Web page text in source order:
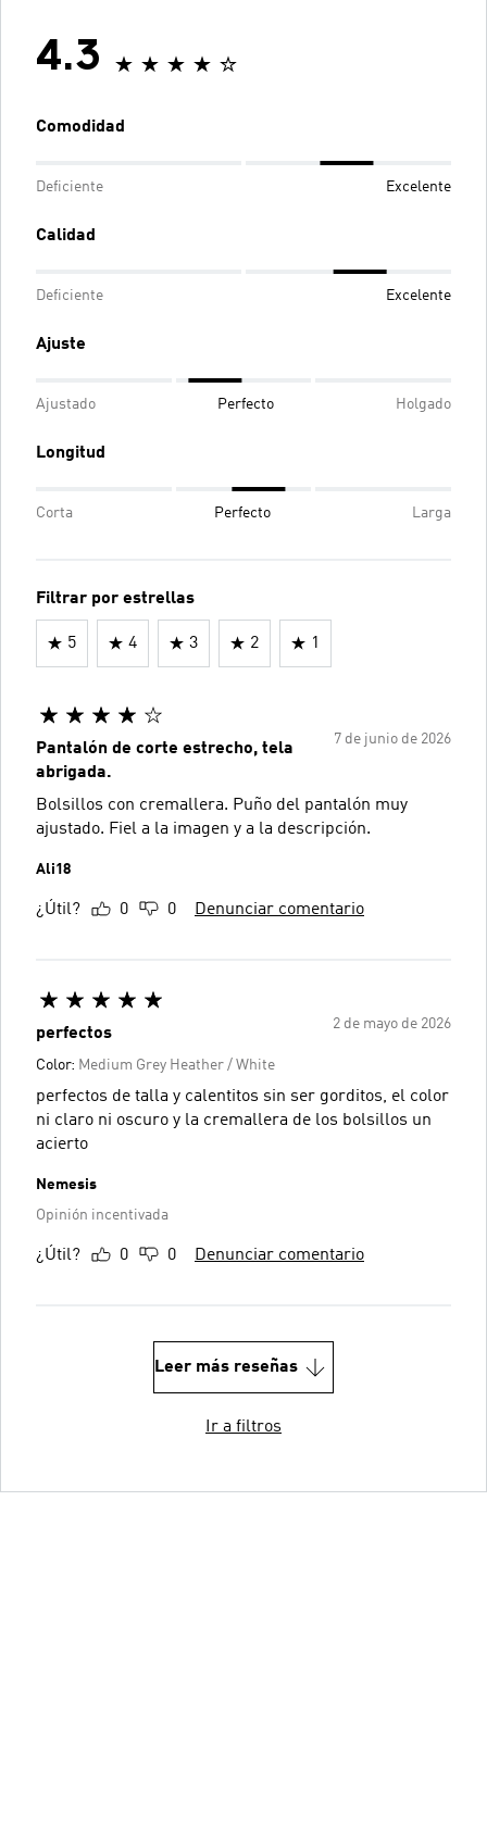
4.3
Comodidad
Deficiente Excelente
Calidad
Deficiente Excelente
Ajuste
Ajustado Perfecto Holgado
Longitud
Corta Perfecto Larga
Filtrar por estrellas
5 4 3 2 1
7 de junio de 2026
Pantalón de corte estrecho, tela
abrigada.
Bolsillos con cremallera. Puño del pantalón muy
ajustado. Fiel a la imagen y a la descripción.
Ali18
¿Útil? 0 0 Denunciar comentario
2 de mayo de 2026
perfectos
Color: Medium Grey Heather / White
perfectos de talla y calentitos sin ser gorditos, el color
ni claro ni oscuro y la cremallera de los bolsillos un
acierto
Nemesis
Opinión incentivada
¿Útil? 0 0 Denunciar comentario
Leer más reseñas
Ir a filtros